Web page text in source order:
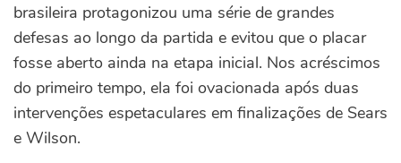
brasileira protagonizou uma série de grandes
defesas ao longo da partida e evitou que o placar
fosse aberto ainda na etapa inicial. Nos acréscimos
do primeiro tempo, ela foi ovacionada após duas
intervenções espetaculares em finalizações de Sears
e Wilson.